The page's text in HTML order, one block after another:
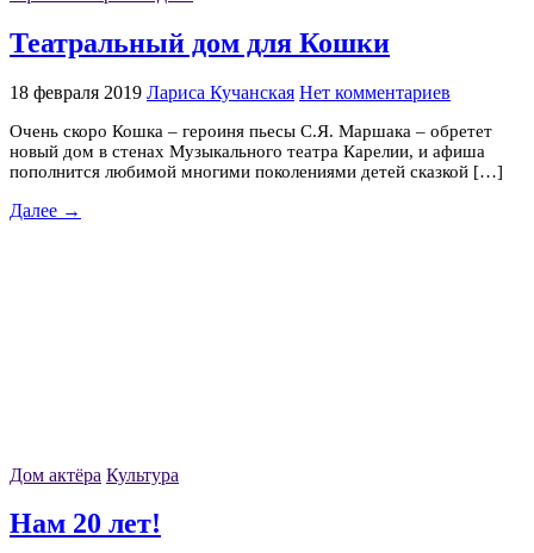
Театральный дом для Кошки
18 февраля 2019 Лариса Кучанская Нет комментариев
Очень скоро Кошка – героиня пьесы С.Я. Маршака – обретет
новый дом в стенах Музыкального театра Карелии, и афиша
пополнится любимой многими поколениями детей сказкой […]
Далее →
Дом актёра Культура
Нам 20 лет!